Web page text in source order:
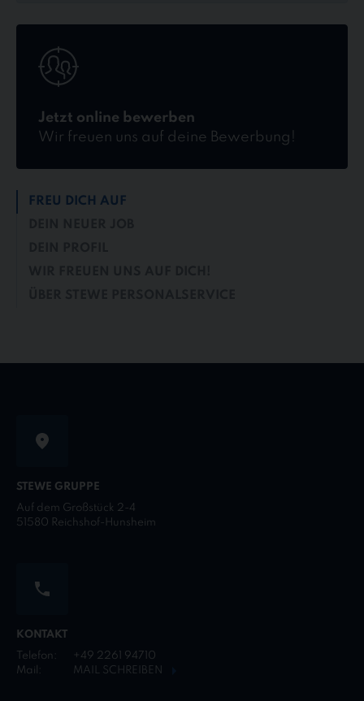
Jetzt online bewerben
Wir freuen uns auf deine Bewerbung!
online
bewerben
FREU DICH AUF
STEWE GRUPPE
Auf dem Großstück 2-4
51580 Reichshof-Hunsheim
KONTAKT
Telefon:
+49 2261 94710
Mail:
MAIL SCHREIBEN